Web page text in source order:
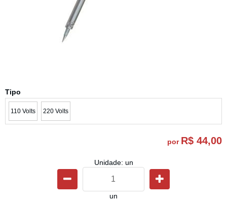
Tipo
110 Volts 220 Volts
por R$ 44,00
Unidade: un
un